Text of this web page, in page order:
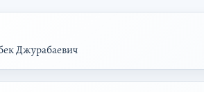
Джурабаевич